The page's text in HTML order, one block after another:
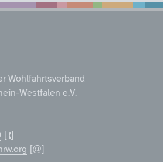
Wohlfahrtsverband
Westfalen e.V.